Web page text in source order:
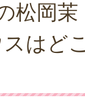
松岡茉
はどこ